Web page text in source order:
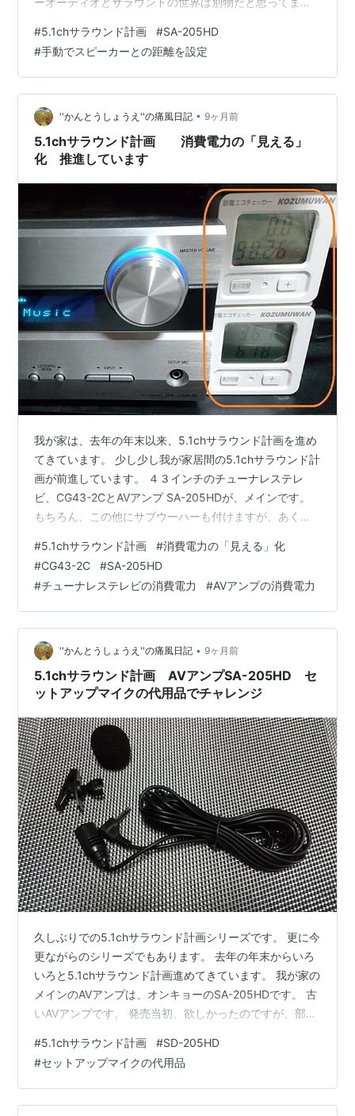
です。 特に、純粋に音楽を楽しむというより、立体オー
ディオのサラウンドは、映画がメインだと感じていま
す。 ですから、基本的なモノの考えとして、別物だと考
えてもいいかもしれません。 あくまで、サラウンドベー
スにいろいろと、AVアンプとスピーカーを設定していま
す。 そうなると、本来は…
#5.1chサラウンド計画 #SA-205HD
#手動でスピーカーとの距離を設定
''かんとうしょうえ''の痛風日記 • 9ヶ月前
5.1chサラウンド計画 消費電力の「見える」
化 推進しています
我が家は、去年の年末以来、5.1chサラウンド計画を進め
てきています。 少し少し我が家居間の5.1chサラウンド計
画が前進しています。 ４３インチのチューナレステレ
ビ、CG43-2CとAVアンプ SA-205HDが、メインです。
もちろん、この他にサブウーハーも付けますが、あくま
この２台が消費電力のメインです。 高騰する電気代に
も、いろいろと気を使います。 その為、このブログで
も、２台の小電力の機器を取り付けて、個別に計測して
います。 時に、４３インチのチューナレステレビ、
CG43-2Cは、電気が消すのに、２段階の手順を踏んでい
ます。 それは…
#5.1chサラウンド計画 #消費電力の「見える」化
#CG43-2C #SA-205HD
#チューナレステレビの消費電力 #AVアンプの消費電力
''かんとうしょうえ''の痛風日記 • 9ヶ月前
5.1chサラウンド計画 AVアンプSA-205HD セ
ットアップマイクの代用品でチャレンジ
久しぶりでの5.1chサラウンド計画シリーズです。 更に今
更ながらのシリーズでもあります。 去年の年末からいろ
いろと5.1chサラウンド計画進めてきています。 我が家の
メインのAVアンプは、オンキョーのSA-205HDです。 古
いAVアンプです。 発売当初、欲しかったのですが、部屋
ネットの通販で程度の良さげな中古品を見つけて、去年
の年末に購入した経緯があります。 5.1chサラウンド用の
スピーカーも、今まで取り揃えて、セッティングしてい
ます。 リアスピーカーも、柱に固定して、いい感じで
#5.1chサラウンド計画 #SD-205HD
#セットアップマイクの代用品